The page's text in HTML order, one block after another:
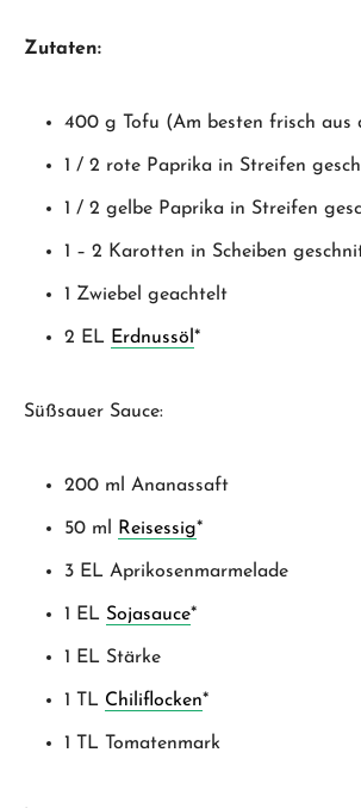
Zutaten:
400 g Tofu (Am besten frisch aus
1 / 2 rote Paprika in Streifen
1 / 2 gelbe Paprika in Streifen
1 – 2 Karotten in Scheiben
1 Zwiebel geachtelt
2 EL Erdnussöl*
Süßsauer Sauce:
200 ml Ananassaft
50 ml Reisessig*
3 EL Aprikosenmarmelade
1 EL Sojasauce*
1 EL Stärke
1 TL Chiliflocken*
1 TL Tomatenmark